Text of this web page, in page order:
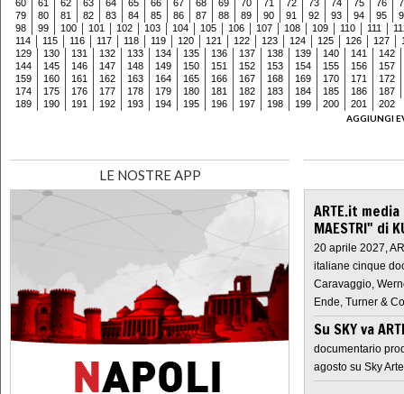
60 61 62 63 64 65 66 67 68 69 70 71 72 73 74 75 76
79
80 81 82 83 84 85 86 87 88 89 90 91 92 93 94 95
98
99 100 101 102 103 104 105 106 107 108 109 110 111
114
115 116 117 118 119 120 121 122 123 124 125 126 127
129
130 131 132 133 134 135 136 137 138 139 140 141
142
144
145 146 147 148 149 150 151 152 153 154 155 156
157
159
160 161 162 163 164 165 166 167 168 169 170 171
172
174
175 176 177 178 179 180 181 182 183 184 185 186
187
189
190 191 192 193 194 195 196 197 198 199 200 201
202
AGGIUNGI
LE NOSTRE APP
ARTE.it
MAESTRI" di
20 aprile 2027,
italiane cinque
Caravaggio,
Ende, Turner &
Su SKY va
documentario
agosto su Sky Arte